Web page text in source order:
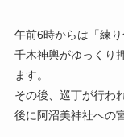
午前6時からは「練
千木神輿がゆっくり
ます。
その後、巡丁が行わ
後に阿沼美神社への